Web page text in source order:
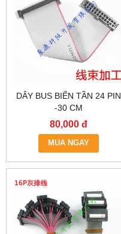
DÂY BUS BIẾN TẦN 24 PIN
-30 CM
80,000 đ
MUA NGAY